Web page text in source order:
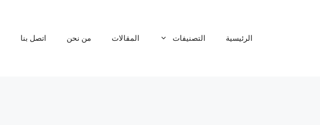
الرئيسية التصنيفات المقالات من نحن اتصل بنا